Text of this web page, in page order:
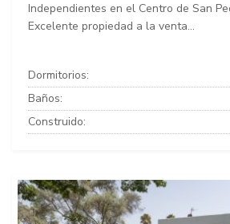
Independientes en el Centro de San
Excelente propiedad a la venta...
Dormitorios:
Baños:
Construido: